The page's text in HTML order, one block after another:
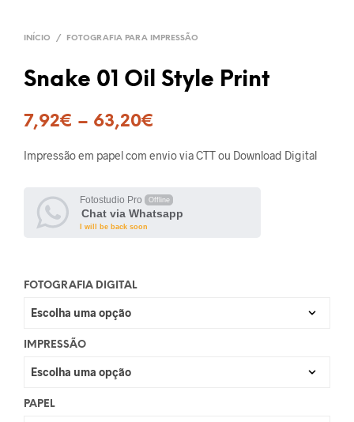
INÍCIO / FOTOGRAFIA PARA IMPRESSÃO
Snake 01 Oil Style Print
7,92€ – 63,20€
Impressão em papel com envio via CTT ou Download Digital
Fotostudio Pro Offline
Chat via Whatsapp
I will be back soon
FOTOGRAFIA DIGITAL
IMPRESSÃO
PAPEL